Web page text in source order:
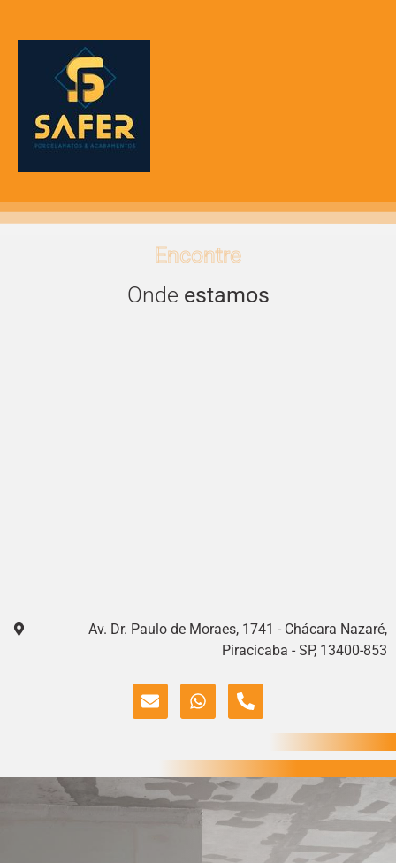
Encontre
Onde estamos
Av. Dr. Paulo de Moraes, 1741 - Chácara Nazaré,
Piracicaba - SP, 13400-853